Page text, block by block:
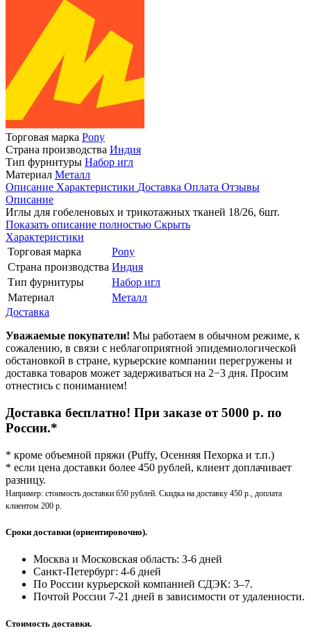
Торговая марка Pony
Страна производства Индия
Тип фурнитуры Набор игл
Материал Металл
Описание Характеристики Доставка Оплата Отзывы
Описание
Иглы для гобеленовых и трикотажных тканей 18/26, 6шт.
Показать описание полностью Скрыть
Характеристики
Торговая марка
Pony
Страна производства Индия
Тип фурнитуры
Набор игл
Материал
Металл
Доставка
Уважаемые покупатели! Мы работаем в обычном режиме, к
сожалению, в связи с неблагоприятной эпидемиологической
обстановкой в стране, курьерские компании перегружены и
доставка товаров может задерживаться на 2−3 дня. Просим
отнестись с пониманием!
Доставка бесплатно! При заказе от 5000 р. по
России.*
* кроме объемной пряжи (Puffy, Осенняя Пехорка и т.п.)
* если цена доставки более 450 рублей, клиент доплачивает
разницу.
Например: стоимость доставки 650 рублей. Скидка на доставку 450 р., доплата
клиентом 200 р.
Сроки доставки (ориентировочно).
Москва и Московская область: 3-6 дней
Санкт-Петербург: 4-6 дней
По России курьерской компанией СДЭК: 3–7.
Почтой России 7-21 дней в зависимости от удаленности.
Стоимость доставки.